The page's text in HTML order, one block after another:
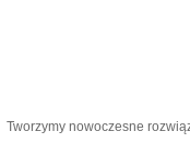
Tworzymy nowoczesne